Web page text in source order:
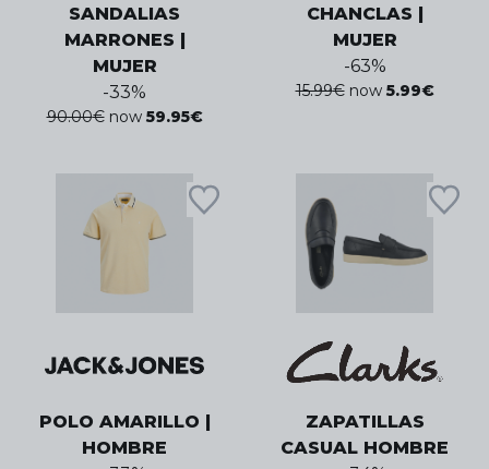
SANDALIAS
MARRONES |
MUJER
-33%
90.00€ now 59.95€
CHANCLAS |
MUJER
-63%
15.99€ now 5.99€
POLO AMARILLO |
HOMBRE
ZAPATILLAS
CASUAL HOMBRE